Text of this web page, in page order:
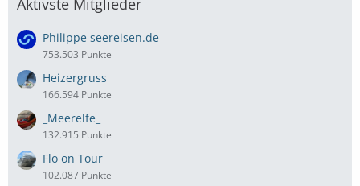
Philippe seereisen.de
753.503 Punkte
Heizergruss
166.594 Punkte
_Meerelfe_
132.915 Punkte
Flo on Tour
102.087 Punkte